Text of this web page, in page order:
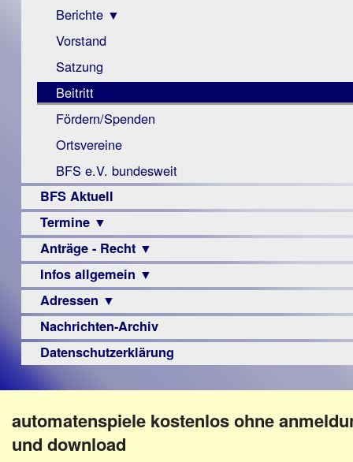
Visus
Zeitschrift
Monokular
Mac
Instagram-
Links
Berichte ▼
Archiv
Berichte
Vorstand
Satzung
Beitritt
Fördern/Spenden
Ortsvereine
BFS e.V. bundesweit
BFS Aktuell
Termine ▼
Veranstaltungsprogramme
Anträge - Recht ▼
Archiv
Urteile
Infos allgemein ▼
Sehbehinderung
Frühförderung
Schule
–
Beruf
Senioren
Adressen ▼
Augenoptiker
Berufsbildungswerke
Hörbüchereien
Reha-
Nachrichten-Archiv
Datenschutzerklärung
automatenspiele kostenlos ohne
und download